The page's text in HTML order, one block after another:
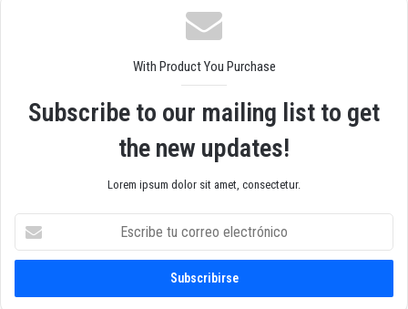
b
With Product You Purchase
Subscribe to our mailing list to get
the new updates!
Lorem ipsum dolor sit amet, consectetur.
c
i